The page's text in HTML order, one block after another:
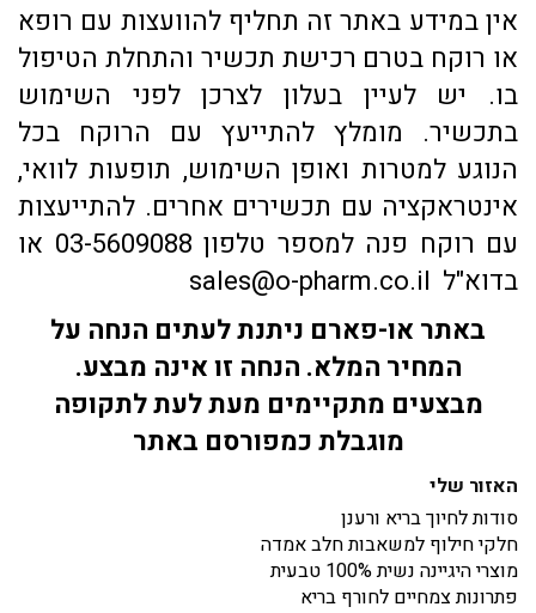
אין במידע באתר זה תחליף להוועצות עם רופא
או רוקח בטרם רכישת תכשיר והתחלת הטיפול
בו. יש לעיין בעלון לצרכן לפני השימוש
בתכשיר. מומלץ להתייעץ עם הרוקח בכל
הנוגע למטרות ואופן השימוש, תופעות לוואי,
אינטראקציה עם תכשירים אחרים. להתייעצות
עם רוקח פנה למספר טלפון 03-5609088 או
בדוא"ל sales@o-pharm.co.il
באתר או-פארם ניתנת לעתים הנחה על
המחיר המלא. הנחה זו אינה מבצע.
מבצעים מתקיימים מעת לעת לתקופה
מוגבלת כמפורסם באתר
האזור שלי
סודות לחיוך בריא ורענן
חלקי חילוף למשאבות חלב אמדה
מוצרי היגיינה נשית 100% טבעית
פתרונות צמחיים לחורף בריא